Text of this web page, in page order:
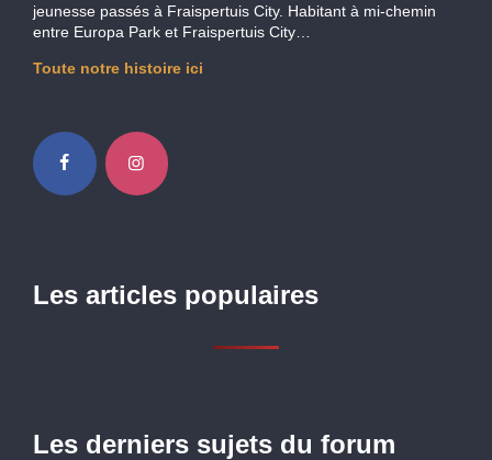
jeunesse passés à Fraispertuis City. Habitant à mi-chemin
entre Europa Park et Fraispertuis City…
Toute notre histoire ici
Les articles populaires
Les derniers sujets du forum